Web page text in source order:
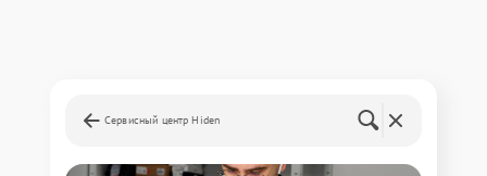
Сервисный центр Hiden